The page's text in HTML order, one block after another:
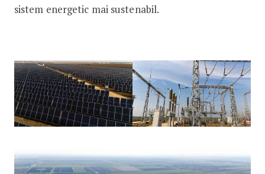
sistem energetic mai sustenabil.